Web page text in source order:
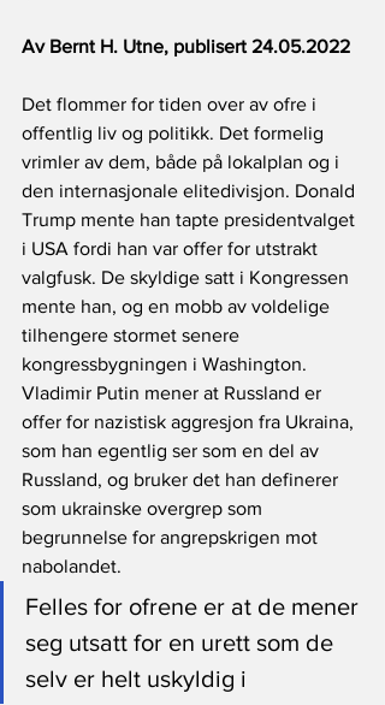
Av Bernt H. Utne, publisert 24.05.2022
Det flommer for tiden over av ofre i
offentlig liv og politikk. Det formelig
vrimler av dem, både på lokalplan og i
den internasjonale elitedivisjon. Donald
Trump mente han tapte presidentvalget
i USA fordi han var offer for utstrakt
valgfusk. De skyldige satt i Kongressen
mente han, og en mobb av voldelige
tilhengere stormet senere
kongressbygningen i Washington.
Vladimir Putin mener at Russland er
offer for nazistisk aggresjon fra Ukraina,
som han egentlig ser som en del av
Russland, og bruker det han definerer
som ukrainske overgrep som
begrunnelse for angrepskrigen mot
nabolandet.
Felles for ofrene er at de mener
seg utsatt for en urett som de
selv er helt uskyldig i